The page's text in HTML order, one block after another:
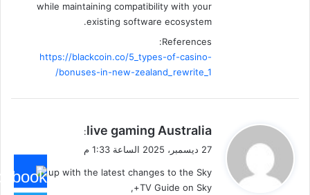
while maintaining compatibility with your
existing software ecosystem.
References:
https://blackcoin.co/5_types-of-casino-
bonuses-in-new-zealand_rewrite_1/
ي
ق
ل
live gaming Australia
:
27 ديسمبر، 2025 الساعة 1:33 م
Keep up with the latest changes to the Sky
TV Guide on Sky+,